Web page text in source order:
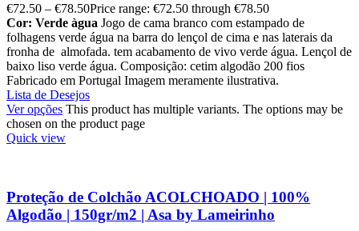
€72.50 – €78.50Price range: €72.50 through €78.50
Cor: Verde àgua Jogo de cama branco com estampado de
folhagens verde água na barra do lençol de cima e nas laterais da
fronha de almofada. tem acabamento de vivo verde água. Lençol de
baixo liso verde água. Composição: cetim algodão 200 fios
Fabricado em Portugal Imagem meramente ilustrativa.
Lista de Desejos
Ver opções This product has multiple variants. The options may be
chosen on the product page
Quick view
Proteção de Colchão ACOLCHOADO | 100%
Algodão | 150gr/m2 | Asa by Lameirinho